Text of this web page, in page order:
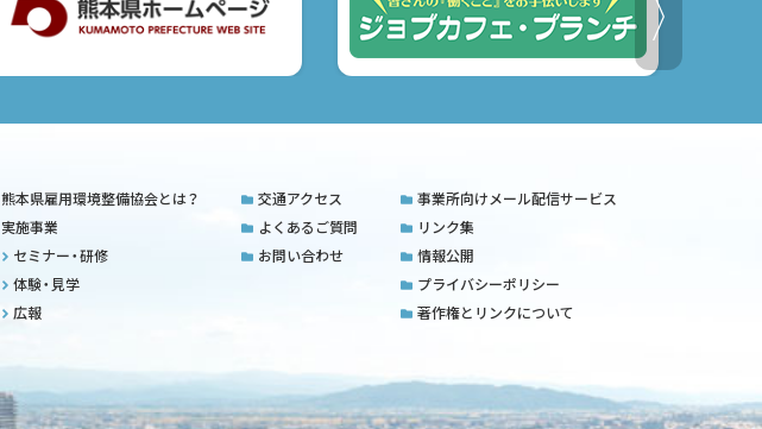
熊本県雇用環境整備協会とは？
実施事業
セミナー・研修
体験・見学
広報
交通アクセス
よくあるご質問
お問い合わせ
事業所向けメール配信サービス
リンク集
情報公開
プライバシーポリシー
著作権とリンクについて